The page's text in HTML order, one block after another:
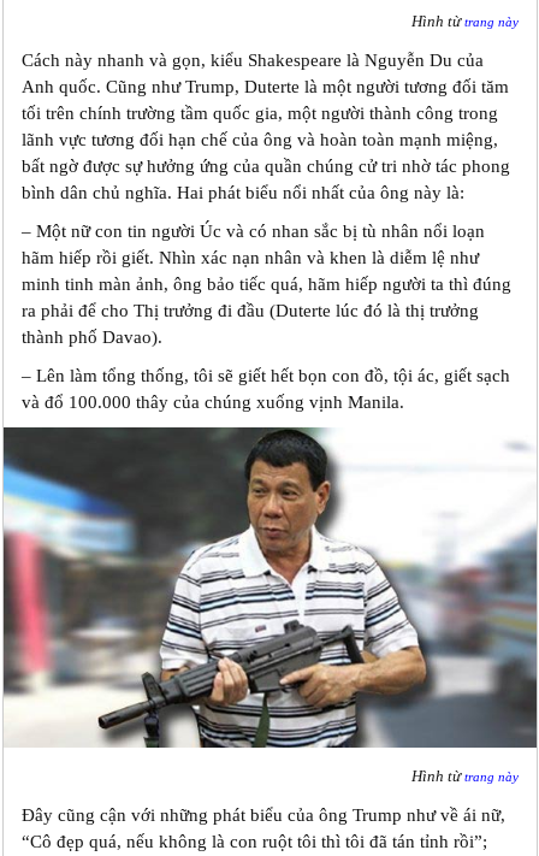
Hình từtrang này
Cách này nhanh và gọn, kiểu Shakespeare là Nguyễn Du của
Anh quốc. Cũng như Trump, Duterte là một người tương đối tăm
tối trên chính trường tầm quốc gia, một người thành công trong
lãnh vực tương đối hạn chế của ông và hoàn toàn mạnh miệng,
bất ngờ được sự hưởng ứng của quần chúng cử tri nhờ tác phong
bình dân chủ nghĩa. Hai phát biểu nổi nhất của ông này là:
– Một nữ con tin người Úc và có nhan sắc bị tù nhân nổi loạn
hãm hiếp rồi giết. Nhìn xác nạn nhân và khen là diễm lệ như
minh tinh màn ảnh, ông bảo tiếc quá, hãm hiếp người ta thì đúng
ra phải để cho Thị trưởng đi đầu (Duterte lúc đó là thị trưởng
thành phố Davao).
– Lên làm tổng thống, tôi sẽ giết hết bọn con đồ, tội ác, giết sạch
và đổ 100.000 thây của chúng xuống vịnh Manila.
Hình từtrang này
Đây cũng cận với những phát biểu của ông Trump như về ái nữ,
“Cô đẹp quá, nếu không là con ruột tôi thì tôi đã tán tỉnh rồi”;